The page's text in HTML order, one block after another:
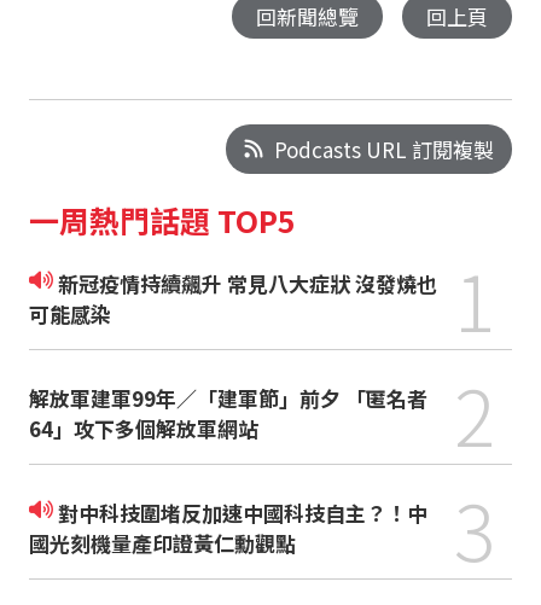
回新聞總覽 回上頁
Podcasts URL 訂閱複製
一周熱門話題 TOP5
新冠疫情持續飆升 常見八大症狀 沒發燒也
可能感染
1
解放軍建軍99年／「建軍節」前夕 「匿名者
64」攻下多個解放軍網站
2
對中科技圍堵反加速中國科技自主？！中
國光刻機量產印證黃仁勳觀點
3